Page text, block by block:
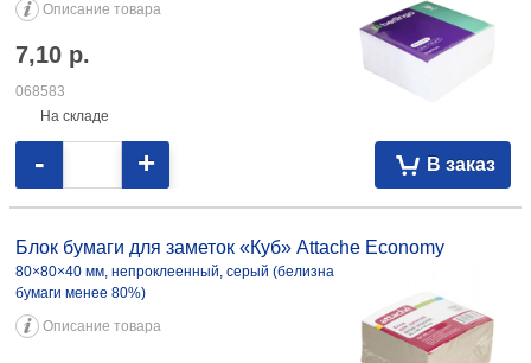
Описание товара
7,10 р.
068583
На складе
В заказ
- +
Блок бумаги для заметок «Куб» Attache Economy
80×80×40 мм, непроклеенный, серый (белизна
бумаги менее 80%)
Описание товара